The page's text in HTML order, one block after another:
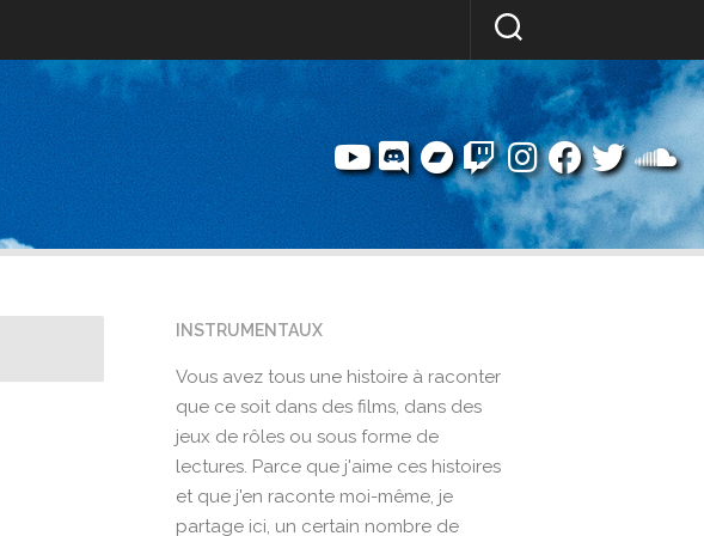
INSTRUMENTAUX
Vous avez tous une histoire à raconter
que ce soit dans des films, dans des
jeux de rôles ou sous forme de
lectures. Parce que j'aime ces histoires
et que j'en raconte moi-même, je
partage ici, un certain nombre de